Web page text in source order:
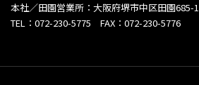
本社／田園営業所：大阪府堺市中区田園685-1
TEL：072-230-5775 FAX：072-230-5776